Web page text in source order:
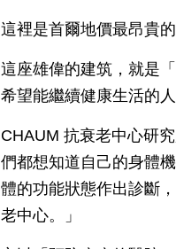
這裡是首爾地價最昂貴的
這座雄偉的建筑，就是
希望能繼續健康生活的人
CHAUM 抗衰老中心研
們都想知道自己的身體
體的功能狀態作出診斷
老中心。」